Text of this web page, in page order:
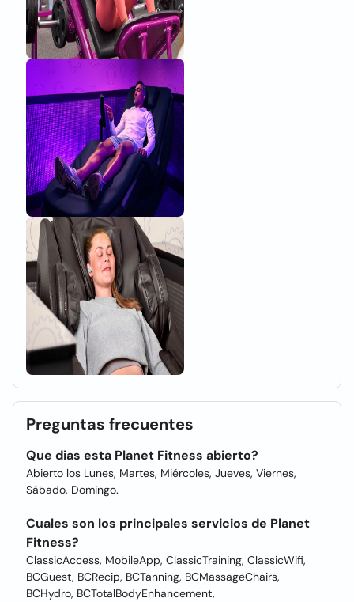
Preguntas frecuentes
Que dias esta Planet Fitness abierto?
Abierto los Lunes, Martes, Miércoles, Jueves, Viernes,
Sábado, Domingo.
Cuales son los principales servicios de Planet
Fitness?
ClassicAccess, MobileApp, ClassicTraining, ClassicWifi,
BCGuest, BCRecip, BCTanning, BCMassageChairs,
BCHydro, BCTotalBodyEnhancement,